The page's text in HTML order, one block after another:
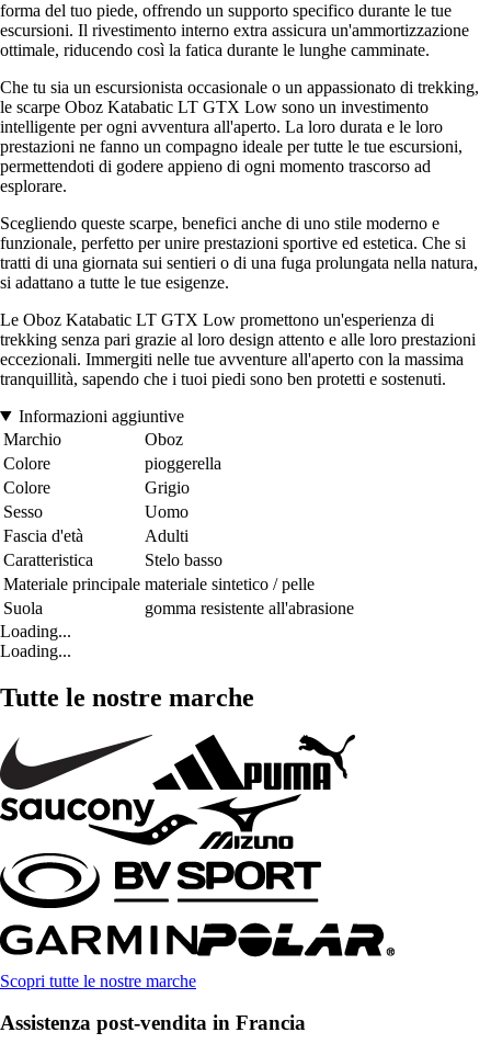
forma del tuo piede, offrendo un supporto specifico durante le tue
escursioni. Il rivestimento interno extra assicura un'ammortizzazione
ottimale, riducendo così la fatica durante le lunghe camminate.
Che tu sia un escursionista occasionale o un appassionato di trekking,
le scarpe Oboz Katabatic LT GTX Low sono un investimento
intelligente per ogni avventura all'aperto. La loro durata e le loro
prestazioni ne fanno un compagno ideale per tutte le tue escursioni,
permettendoti di godere appieno di ogni momento trascorso ad
esplorare.
Scegliendo queste scarpe, benefici anche di uno stile moderno e
funzionale, perfetto per unire prestazioni sportive ed estetica. Che si
tratti di una giornata sui sentieri o di una fuga prolungata nella natura,
si adattano a tutte le tue esigenze.
Le Oboz Katabatic LT GTX Low promettono un'esperienza di
trekking senza pari grazie al loro design attento e alle loro prestazioni
eccezionali. Immergiti nelle tue avventure all'aperto con la massima
tranquillità, sapendo che i tuoi piedi sono ben protetti e sostenuti.
Informazioni aggiuntive
Marchio
Oboz
Colore
pioggerella
Colore
Grigio
Sesso
Uomo
Fascia d'età
Adulti
Caratteristica
Stelo basso
Materiale principale materiale sintetico / pelle
Suola
gomma resistente all'abrasione
Loading...
Loading...
Tutte le nostre marche
Scopri tutte le nostre marche
Assistenza post-vendita in Francia